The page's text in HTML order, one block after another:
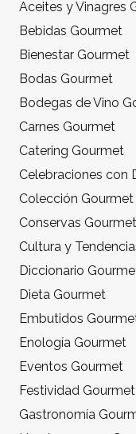
Aceites y Vinagres
Bebidas Gourmet
Bienestar Gourmet
Bodas Gourmet
Bodegas de Vino
Carnes Gourmet
Catering Gourmet
Celebraciones con
Colección
Conservas Gourmet
Cultura y
Diccionario
Dieta Gourmet
Embutidos
Enología Gourmet
Eventos Gourmet
Festividad Gourmet
Gastronomía